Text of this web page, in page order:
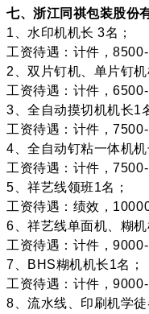
七、浙江同祺包装股份
1、水印机机长 3名；
工资待遇：计件，8500-
2、双片钉机、单片钉机
工资待遇：计件，6500-
3、全自动摸切机机长1
工资待遇：计件，7500-
4、全自动钉粘一体机机
工资待遇：计件，7500-
5、祥艺线领班1名；
工资待遇：绩效，
6、祥艺线单面机、糊机
工资待遇：计件，9000-
7、BHS糊机机长1名；
工资待遇：计件，9000-
8、流水线、印刷机学徒